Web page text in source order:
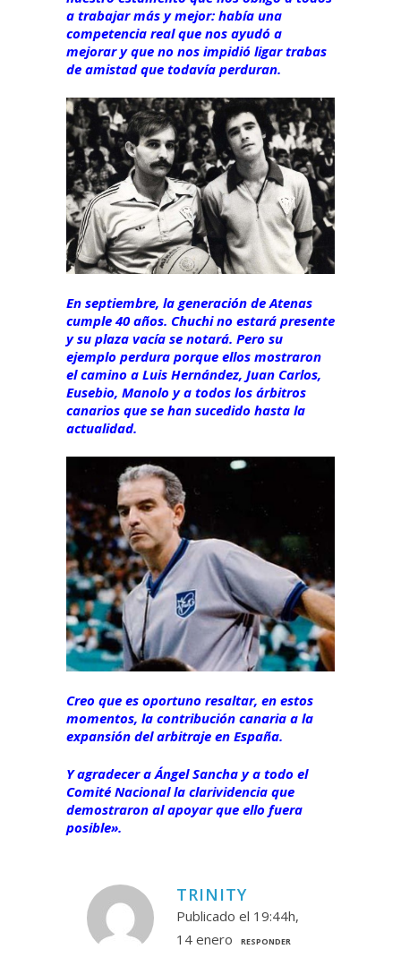
a trabajar más y mejor: había una
competencia real que nos ayudó a
mejorar y que no nos impidió ligar trabas
de amistad que todavía perduran.
En septiembre, la generación de Atenas
cumple 40 años. Chuchi no estará presente
y su plaza vacía se notará. Pero su
ejemplo perdura porque ellos mostraron
el camino a Luis Hernández, Juan Carlos,
Eusebio, Manolo y a todos los árbitros
canarios que se han sucedido hasta la
actualidad.
Creo que es oportuno resaltar, en estos
momentos, la contribución canaria a la
expansión del arbitraje en España.
Y agradecer a Ángel Sancha y a todo el
Comité Nacional la clarividencia que
demostraron al apoyar que ello fuera
posible».
TRINITY
Publicado el 19:44h,
14 enero
RESPONDER